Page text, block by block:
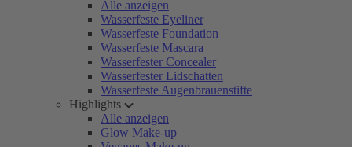
Alle anzeigen
Wasserfeste Eyeliner
Wasserfeste Foundation
Wasserfeste Mascara
Wasserfester Concealer
Wasserfester Lidschatten
Wasserfeste Augenbrauenstifte
Highlights
Alle anzeigen
Glow Make-up